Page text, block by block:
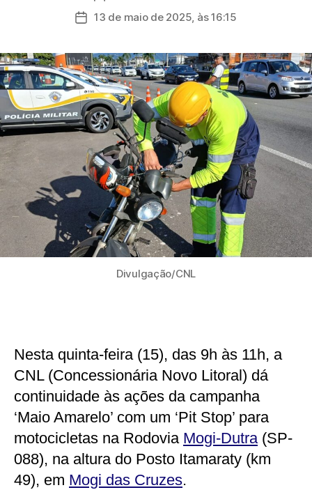
do
Data13 de maio de 2025, às 16:15
Divulgação/CNL
Nesta quinta-feira (15), das 9h às 11h, a
CNL (Concessionária Novo Litoral) dá
continuidade às ações da campanha
‘Maio Amarelo’ com um ‘Pit Stop’ para
motocicletas na Rodovia Mogi-Dutra(SP-
088), na altura do Posto Itamaraty (km
49), em Mogi das Cruzes.